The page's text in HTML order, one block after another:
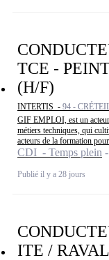
TCE -
(H/F)
INTERTIS - 94 -
GIF EMPLOI, est un
métiers techniques, qui
acteurs de la formation pour
CDI - Temps plein
Publié il y a 28 jours
ITE /